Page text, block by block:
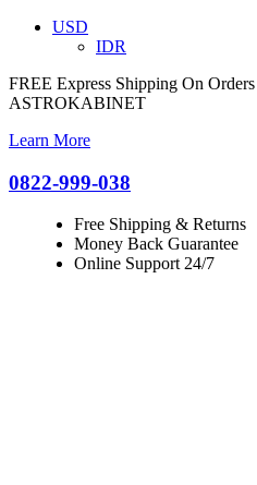
USD
IDR
FREE Express Shipping On
ASTROKABINET
Learn More
0822-999-038
Free Shipping & Returns
Money Back Guarantee
Online Support 24/7